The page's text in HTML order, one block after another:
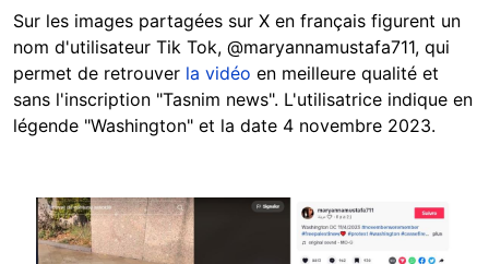
Sur les images partagées sur X en français figurent un
nom d'utilisateur Tik Tok, @maryannamustafa711, qui
permet de retrouver la vidéo en meilleure qualité et
sans l'inscription "Tasnim news". L'utilisatrice indique en
légende "Washington" et la date 4 novembre 2023.
Image